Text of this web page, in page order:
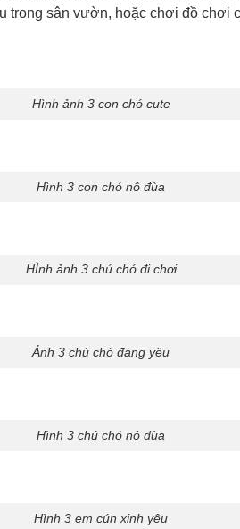
trong sân vườn, hoặc chơi đồ chơi
Hình ảnh 3 con chó cute
Hình 3 con chó nô đùa
HÌnh ảnh 3 chú chó đi chơi
Ảnh 3 chú chó đáng yêu
Hình 3 chú chó nô đùa
Hình 3 em cún xinh yêu